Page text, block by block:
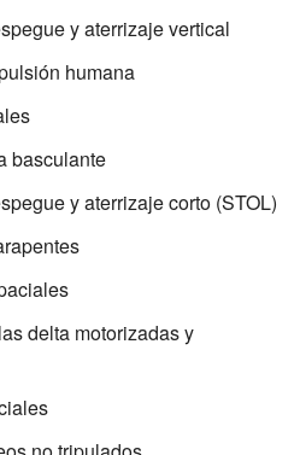
y aterrizaje vertical
humana
basculante
y aterrizaje corto (STOL)
delta motorizadas y